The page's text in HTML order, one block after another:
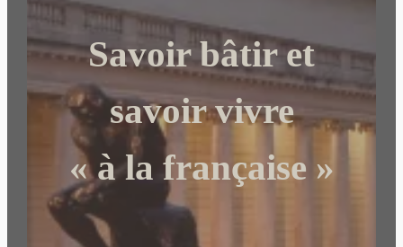
c
h
r
Savoir bâtir et
savoir vivre
« à la française »